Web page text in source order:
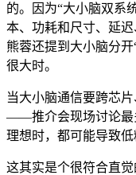
的。因为“大小脑双系
本、功耗和尺寸、延
熊蓉还提到大小脑分
很大时。
当大小脑通信要跨芯
——推介会现场讨论最
理想时，都可能导致低
这其实是个很符合直